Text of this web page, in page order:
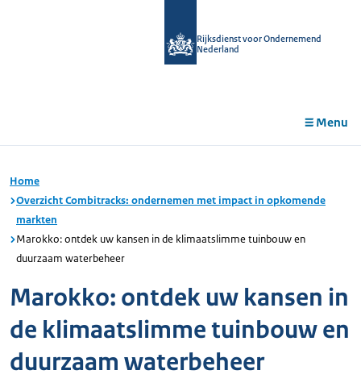
Rijksdienst voor Ondernemend
Nederland
Menu
Home
Overzicht Combitracks: ondernemen met impact in opkomende
markten
Marokko: ontdek uw kansen in de klimaatslimme tuinbouw en
duurzaam waterbeheer
Marokko: ontdek uw kansen in
de klimaatslimme tuinbouw en
duurzaam waterbeheer